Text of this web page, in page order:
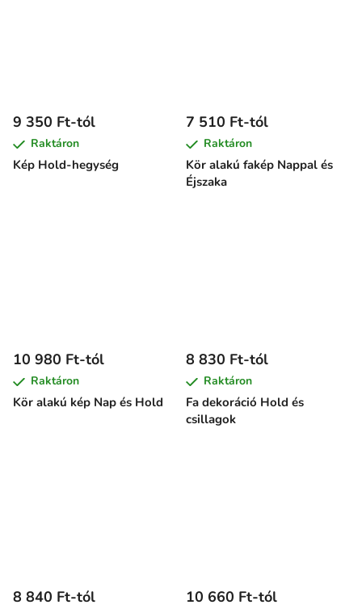
Kép Hold-hegység
9 350 Ft-tól
Raktáron
Kör alakú fakép Nappal és
Éjszaka
7 510 Ft-tól
Raktáron
Kör alakú kép Nap és Hold
10 980 Ft-tól
Raktáron
Fa dekoráció Hold és
csillagok
8 830 Ft-tól
Raktáron
8 840 Ft-tól 10 660 Ft-tól